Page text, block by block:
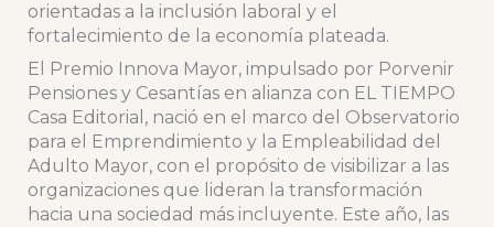
orientadas a la inclusión laboral y el
fortalecimiento de la economía plateada.
El Premio Innova Mayor, impulsado por Porvenir
Pensiones y Cesantías en alianza con EL TIEMPO
Casa Editorial, nació en el marco del Observatorio
para el Emprendimiento y la Empleabilidad del
Adulto Mayor, con el propósito de visibilizar a las
organizaciones que lideran la transformación
hacia una sociedad más incluyente. Este año, las